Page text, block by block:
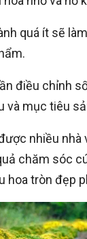
quá ít sẽ
điều chỉnh
và mục tiêu
nhiều nhà
chăm sóc
hoa tròn đẹp